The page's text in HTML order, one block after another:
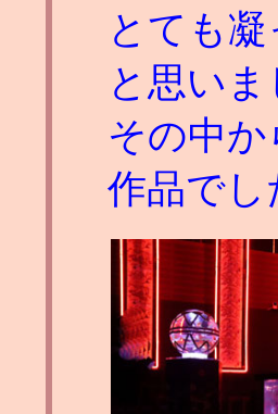
とても
と思いま
その中
作品でし